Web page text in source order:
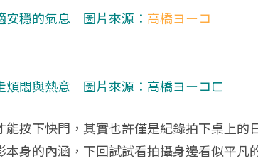
穩的氣息｜圖片來源： 高橋ヨーコ
悶與熱意｜圖片來源： 高橋ヨーコㄈ
按下快門，其實也許僅是紀錄拍下桌上
身的內涵，下回試試看拍攝身邊看似平凡